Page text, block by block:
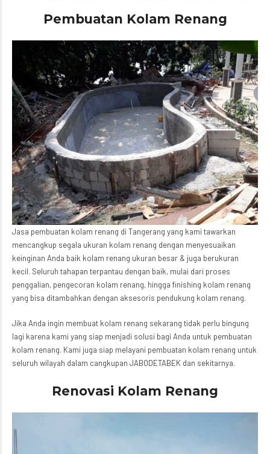
Pembuatan Kolam Renang
Jasa pembuatan kolam renang di Tangerang yang kami tawarkan
mencangkup segala ukuran kolam renang dengan menyesuaikan
keinginan Anda baik kolam renang ukuran besar & juga berukuran
kecil. Seluruh tahapan terpantau dengan baik, mulai dari proses
penggalian, pengecoran kolam renang, hingga finishing kolam renang
yang bisa ditambahkan dengan aksesoris pendukung kolam renang.
Jika Anda ingin membuat kolam renang sekarang tidak perlu bingung
lagi karena kami yang siap menjadi solusi bagi Anda untuk pembuatan
kolam renang. Kami juga siap melayani pembuatan kolam renang untuk
seluruh wilayah dalam cangkupan JABODETABEK dan sekitarnya.
Renovasi Kolam Renang